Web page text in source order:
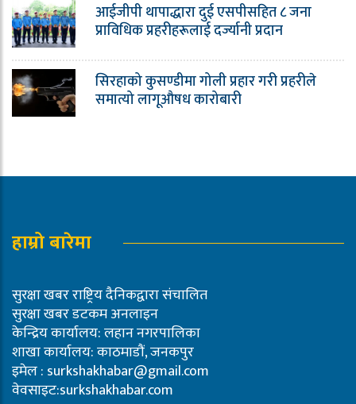
आईजीपी थापाद्धारा दुई एसपीसहित ८ जना
प्राविधिक प्रहरीहरूलाई दर्ज्यानी प्रदान
सिरहाको कुसण्डीमा गोली प्रहार गरी प्रहरीले
समात्यो लागूऔषध कारोबारी
हाम्रो बारेमा
सुरक्षा खबर राष्ट्रिय दैनिकद्वारा संचालित
सुरक्षा खबर डटकम अनलाइन
केन्द्रिय कार्यालय: लहान नगरपालिका
शाखा कार्यालय: काठमाडौं, जनकपुर
इमेल : surkshakhabar@gmail.com
वेवसाइट:surkshakhabar.com